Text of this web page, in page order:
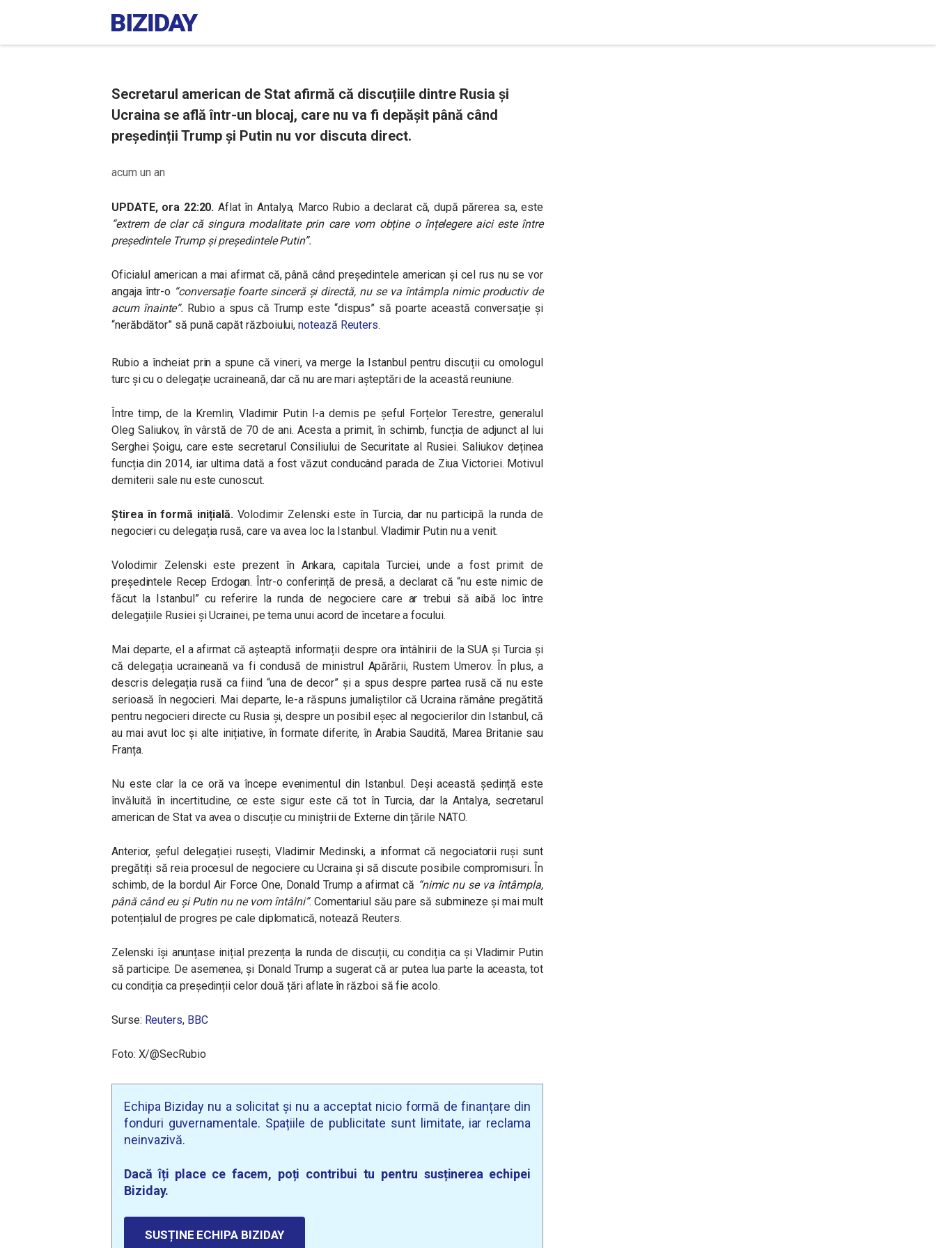
Secretarul american de Stat afirmă că discuțiile dintre Rusia și
Ucraina se află într-un blocaj, care nu va fi depășit până când
președinții Trump și Putin nu vor discuta direct.
acum un an
UPDATE, ora 22:20.Aflat în Antalya, Marco Rubio a declarat că, după părerea sa, este
“extrem de clar că singura modalitate prin care vom obține o înțelegere aici este între
președintele Trump și președintele Putin”.
Oficialul american a mai afirmat că, până când președintele american și cel rus nu se vor
angaja într-o “conversație foarte sinceră și directă, nu se va întâmpla nimic productiv de
acum înainte”. Rubio a spus că Trump este “dispus” să poarte această conversație și
“nerăbdător” să pună capăt războiului,notează Reuters.
Rubio a încheiat prin a spune că vineri, va merge la Istanbul pentru discuții cu omologul
turc și cu o delegație ucraineană, dar că nu are mari așteptări de la această reuniune.
Între timp, de la Kremlin, Vladimir Putin l-a demis pe șeful Forțelor Terestre, generalul
Oleg Saliukov, în vârstă de 70 de ani. Acesta a primit, în schimb, funcția de adjunct al lui
Serghei Șoigu, care este secretarul Consiliului de Securitate al Rusiei. Saliukov deținea
funcția din 2014, iar ultima dată a fost văzut conducând parada de Ziua Victoriei. Motivul
demiterii sale nu este cunoscut.
Știrea în formă inițială.Volodimir Zelenski este în Turcia, dar nu participă la runda de
negocieri cu delegația rusă, care va avea loc la Istanbul. Vladimir Putin nu a venit.
Volodimir Zelenski este prezent în Ankara, capitala Turciei, unde a fost primit de
președintele Recep Erdogan. Într-o conferință de presă, a declarat că “nu este nimic de
făcut la Istanbul” cu referire la runda de negociere care ar trebui să aibă loc între
delegațiile Rusiei și Ucrainei, pe tema unui acord de încetare a focului.
Mai departe, el a afirmat că așteaptă informații despre ora întâlnirii de la SUA și Turcia și
că delegația ucraineană va fi condusă de ministrul Apărării, Rustem Umerov. În plus, a
descris delegația rusă ca fiind “una de decor” și a spus despre partea rusă că nu este
serioasă în negocieri. Mai departe, le-a răspuns jurnaliștilor că Ucraina rămâne pregătită
pentru negocieri directe cu Rusia și, despre un posibil eșec al negocierilor din Istanbul, că
au mai avut loc și alte inițiative, în formate diferite, în Arabia Saudită, Marea Britanie sau
Franța.
Nu este clar la ce oră va începe evenimentul din Istanbul. Deși această ședință este
învăluită în incertitudine, ce este sigur este că tot în Turcia, dar la Antalya, secretarul
american de Stat va avea o discuție cu miniștrii de Externe din țările NATO.
Anterior, șeful delegației rusești, Vladimir Medinski, a informat că negociatorii ruși sunt
pregătiți să reia procesul de negociere cu Ucraina și să discute posibile compromisuri. În
schimb, de la bordul Air Force One, Donald Trump a afirmat că “nimic nu se va întâmpla,
până când eu și Putin nu ne vom întâlni”. Comentariul său pare să submineze și mai mult
potențialul de progres pe cale diplomatică, notează Reuters.
Zelenski își anunțase inițial prezența la runda de discuții, cu condiția ca și Vladimir Putin
să participe. De asemenea, și Donald Trump a sugerat că ar putea lua parte la aceasta, tot
cu condiția ca președinții celor două țări aflate în război să fie acolo.
Surse: Reuters, BBC
Foto: X/@SecRubio
Echipa Biziday nu a solicitat și nu a acceptat nicio formă de finanțare din
fonduri guvernamentale. Spațiile de publicitate sunt limitate, iar reclama
neinvazivă.
Dacă îți place ce facem, poți contribui tu pentru susținerea echipei
Biziday.
SUSȚINE ECHIPA BIZIDAY